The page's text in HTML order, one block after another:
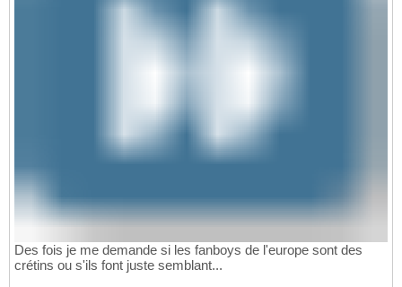
Des fois je me demande si les fanboys de l'europe sont des
crétins ou s'ils font juste semblant...